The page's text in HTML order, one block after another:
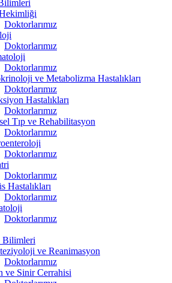
Doktorlarımız
Doktorlarımız
Doktorlarımız
ve Metabolizma Hastalıkları
Doktorlarımız
Hastalıkları
Doktorlarımız
Tıp ve Rehabilitasyon
Doktorlarımız
Doktorlarımız
Doktorlarımız
Hastalıkları
Doktorlarımız
Doktorlarımız
Bilimleri
ve Reanimasyon
Doktorlarımız
ve Sinir Cerrahisi